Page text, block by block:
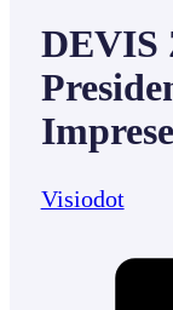
DEVIS
Visiodot